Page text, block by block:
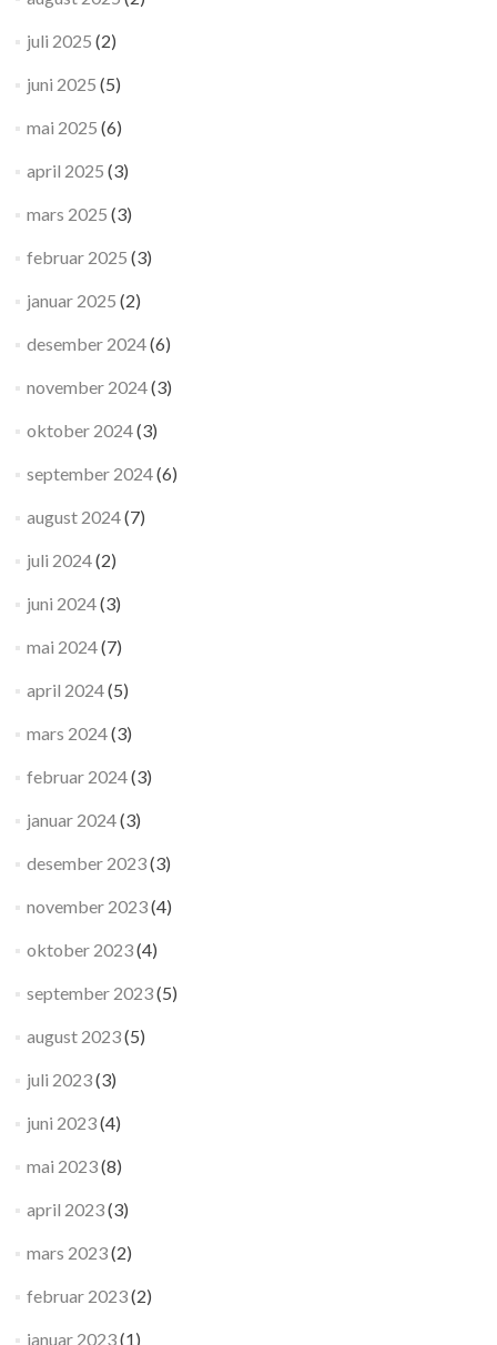
juli 2025 (2)
juni 2025 (5)
mai 2025 (6)
april 2025 (3)
mars 2025 (3)
februar 2025 (3)
januar 2025 (2)
desember 2024(6)
november 2024(3)
oktober 2024(3)
september 2024(6)
august 2024(7)
juli 2024(2)
juni 2024(3)
mai 2024(7)
april 2024(5)
mars 2024(3)
februar 2024(3)
januar 2024(3)
desember 2023(3)
november 2023(4)
oktober 2023(4)
september 2023(5)
august 2023(5)
juli 2023(3)
juni 2023(4)
mai 2023(8)
april 2023(3)
mars 2023(2)
februar 2023(2)
januar 2023(1)